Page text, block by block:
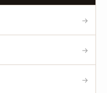
→
→
→